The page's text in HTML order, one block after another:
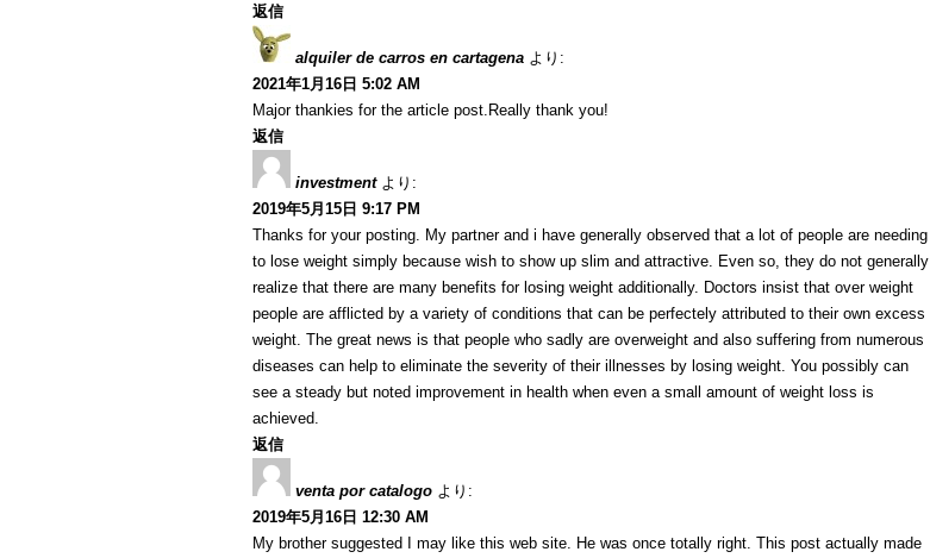
返信
alquiler de carros en cartagena より:
2021年1月16日 5:02 AM
Major thankies for the article post.Really thank you!
返信
investment より:
2019年5月15日 9:17 PM
Thanks for your posting. My partner and i have generally observed that a lot of people are needing
to lose weight simply because wish to show up slim and attractive. Even so, they do not generally
realize that there are many benefits for losing weight additionally. Doctors insist that over weight
people are afflicted by a variety of conditions that can be perfectely attributed to their own excess
weight. The great news is that people who sadly are overweight and also suffering from numerous
diseases can help to eliminate the severity of their illnesses by losing weight. You possibly can
see a steady but noted improvement in health when even a small amount of weight loss is
achieved.
返信
venta por catalogo より:
2019年5月16日 12:30 AM
My brother suggested I may like this web site. He was once totally right. This post actually made